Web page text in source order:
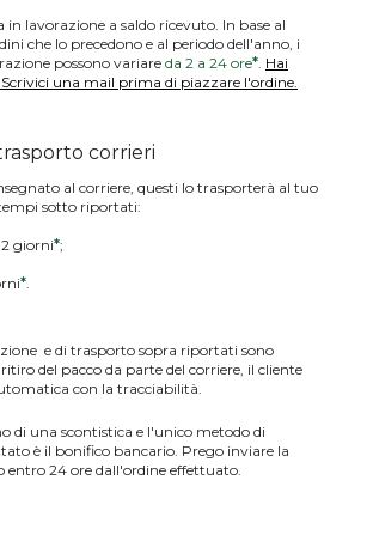
in lavorazione a saldo ricevuto. In base al
che lo precedono e al periodo dell'anno, i
possono variare da 2 a 24 ore*. Hai
una mail prima di piazzare l'ordine.
corrieri
al corriere, questi lo trasporterà al tuo
sotto riportati:
2 giorni*;
*.
e di trasporto sopra riportati sono
del pacco da parte del corriere, il cliente
con la tracciabilità.
di una scontistica e l'unico metodo di
è il bonifico bancario. Prego inviare la
entro 24 ore dall'ordine effettuato.